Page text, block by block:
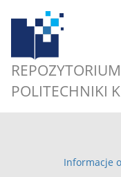
REPOZYTORIUM
POLITECHNIKI
Informacje